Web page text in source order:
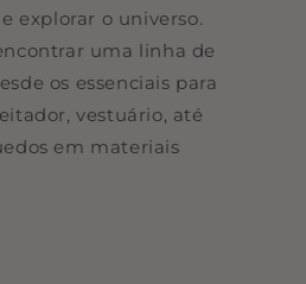
explorar o universo.
uma linha de
os essenciais para
vestuário, até
em materiais